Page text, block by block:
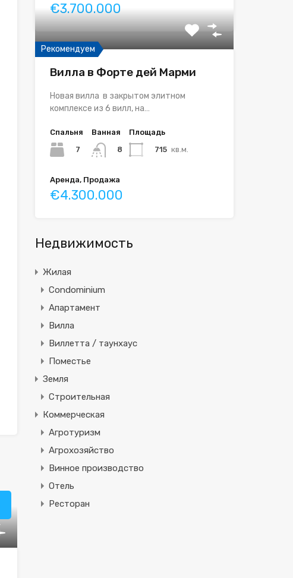
€3.700.000
Рекомендуем
Вилла в Форте дей Марми
Новая вилла в закрытом элитном
комплексе из 6 вилл, на…
Спальня
7
Ванная
8
Площадь
715 кв.м.
Аренда, Продажа
€4.300.000
Недвижимость
Жилая
Condominium
Апартамент
Вилла
Виллетта / таунхаус
Поместье
Земля
Строительная
Коммерческая
Агротуризм
Агрохозяйство
Винное производство
Отель
Ресторан